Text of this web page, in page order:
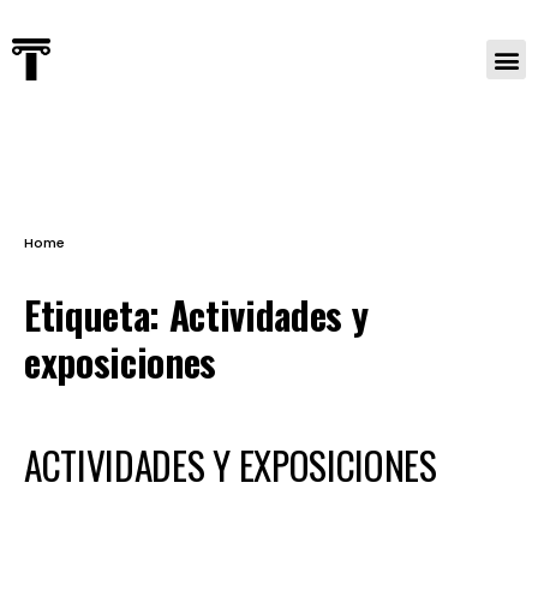
Home
Etiqueta: Actividades y
exposiciones
ACTIVIDADES Y EXPOSICIONES